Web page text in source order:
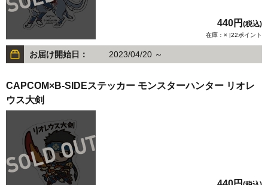
440円 (税込)
在庫：× |22ポイント
お届け開始日： 2023/04/20 ～
CAPCOM×B-SIDEステッカー モンスターハンター リオレ
ウス大剣